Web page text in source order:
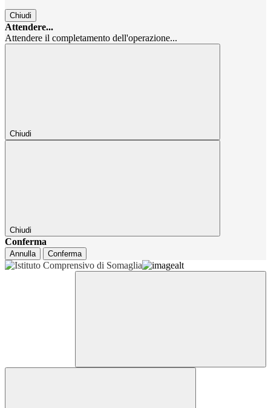
Chiudi
Attendere...
Attendere il completamento dell'operazione...
Chiudi
Chiudi
Conferma
Annulla Conferma